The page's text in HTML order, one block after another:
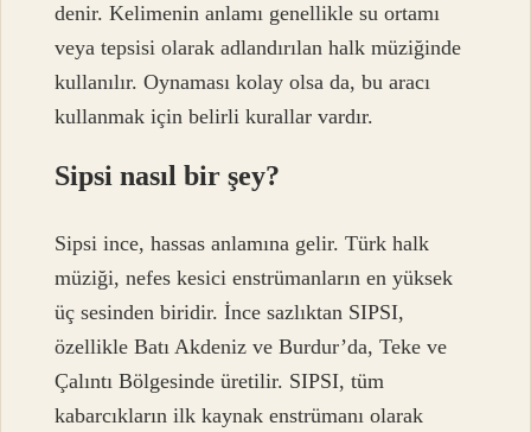
denir. Kelimenin anlamı genellikle su ortamı
veya tepsisi olarak adlandırılan halk müziğinde
kullanılır. Oynaması kolay olsa da, bu aracı
kullanmak için belirli kurallar vardır.
Sipsi nasıl bir şey?
Sipsi ince, hassas anlamına gelir. Türk halk
müziği, nefes kesici enstrümanların en yüksek
üç sesinden biridir. İnce sazlıktan SIPSI,
özellikle Batı Akdeniz ve Burdur’da, Teke ve
Çalıntı Bölgesinde üretilir. SIPSI, tüm
kabarcıkların ilk kaynak enstrümanı olarak